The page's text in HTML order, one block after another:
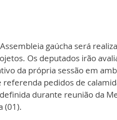
Os deputados irão
da própria sessão em
referenda pedidos de
durante reunião da
(01).